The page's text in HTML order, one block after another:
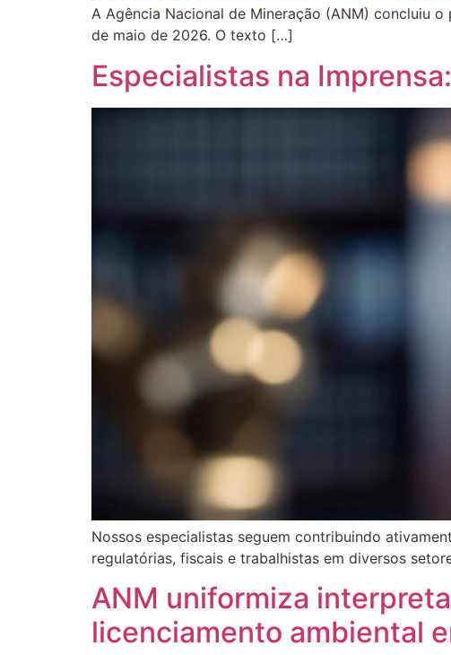
A Agência Nacional de Mineração (ANM) concluiu
de maio de 2026. O texto […]
Especialistas na
Nossos especialistas seguem contribuindo
regulatórias, fiscais e trabalhistas em diversos
ANM uniformiza
licenciamento ambiental